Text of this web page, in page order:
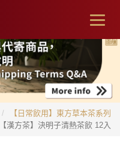
【日常飲用】東方草本茶系列
【漢方茶】決明子清熱茶飲 12入